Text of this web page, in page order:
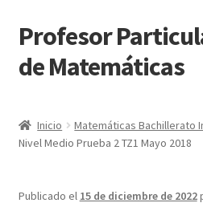
Ir
a
la
Ir
al
contenido
Profesor
de Matemáticas
Tienda de Matemáticas 100%
Inicio Matemáticas Bachillerato
Nivel Medio Prueba 2 TZ1 Mayo 2018
Publicado el 15 de diciembre de 2022